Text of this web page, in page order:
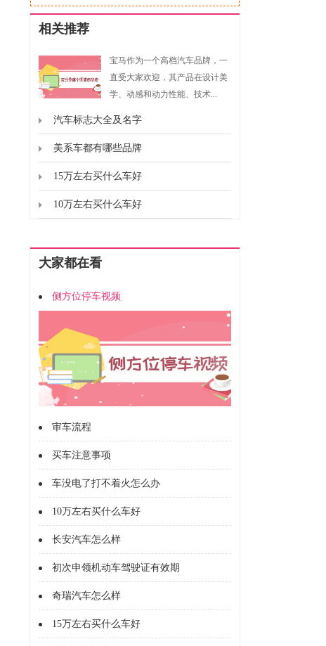
相关推荐
宝马作为一个高档汽车品牌，一
直受大家欢迎，其产品在设计美
学、动感和动力性能、技术...
汽车标志大全及名字
美系车都有哪些品牌
15万左右买什么车好
10万左右买什么车好
大家都在看
侧方位停车视频
审车流程
买车注意事项
车没电了打不着火怎么办
10万左右买什么车好
长安汽车怎么样
初次申领机动车驾驶证有效期
奇瑞汽车怎么样
15万左右买什么车好